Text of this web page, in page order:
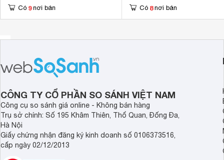
Có 9 nơi bán Có 8 nơi bán
CÔNG TY CỔ PHẦN SO SÁNH VIỆT NAM
Công cụ so sánh giá online - Không bán hàng
Trụ sở chính: Số 195 Khâm Thiên, Thổ Quan, Đống Đa,
Hà Nội
Giấy chứng nhận đăng ký kinh doanh số 0106373516,
cấp ngày 02/12/2013